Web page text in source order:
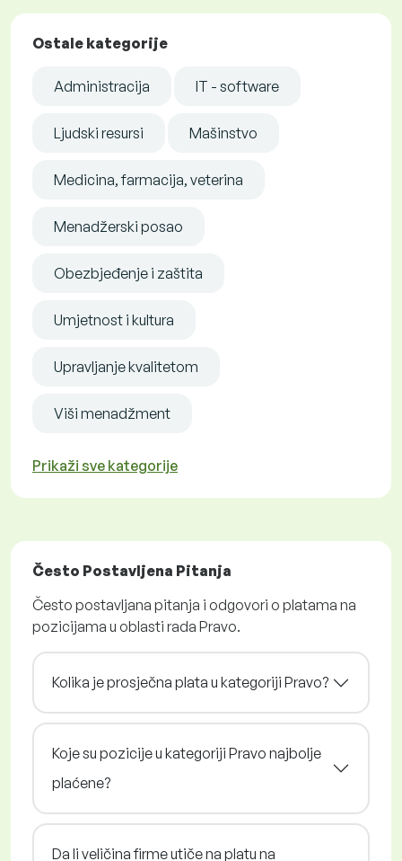
Ostale kategorije
Administracija IT - software
Ljudski resursi Mašinstvo
Medicina, farmacija, veterina
Menadžerski posao
Obezbjeđenje i zaštita
Umjetnost i kultura
Upravljanje kvalitetom
Viši menadžment
Prikaži sve kategorije
Često Postavljena Pitanja
Često postavljana pitanja i odgovori o platama na
pozicijama u oblasti rada Pravo.
Kolika je prosječna plata u kategoriji Pravo?
Koje su pozicije u kategoriji Pravo najbolje
plaćene?
Da li veličina firme utiče na platu na